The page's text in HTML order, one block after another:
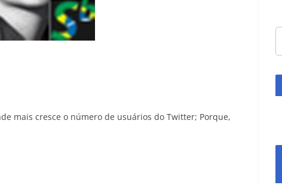
mais cresce o número de usuários do Twitter; Porque,